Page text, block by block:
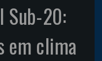
Sub-20:
em clima